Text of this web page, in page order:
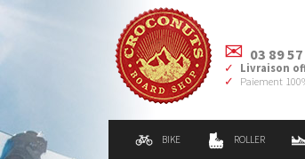
03 89
Livraison
Paiement
BIKE ROLLER